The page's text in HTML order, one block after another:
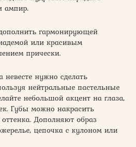
ампир.
гармонирующей
или красивым
прически.
невесте нужно сделать
нейтральные пастельные
небольшой акцент на глаза,
Губы можно накрасить
Дополняют образ
цепочка с кулоном или